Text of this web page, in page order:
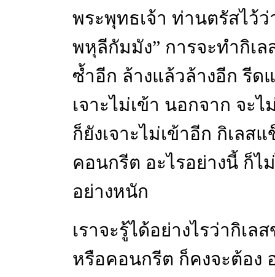
พระพุทธเจ้า ท่านตรัสไว้
พหุลีกัมมัง” การจะทำกิเล
ซ้ำอีก ล้างแล้วล้างอีก รีด
เจาะไม่เข้า นอกจาก จะ
ก็ยังเจาะไม่เข้าอีก กิเล
คอนกรีต อะไรอย่างนี้ ก็
อย่างหนัก
เราจะรู้ได้อย่างไรว่ากิเล
หรือคอนกรีต ก็คงจะต้อง